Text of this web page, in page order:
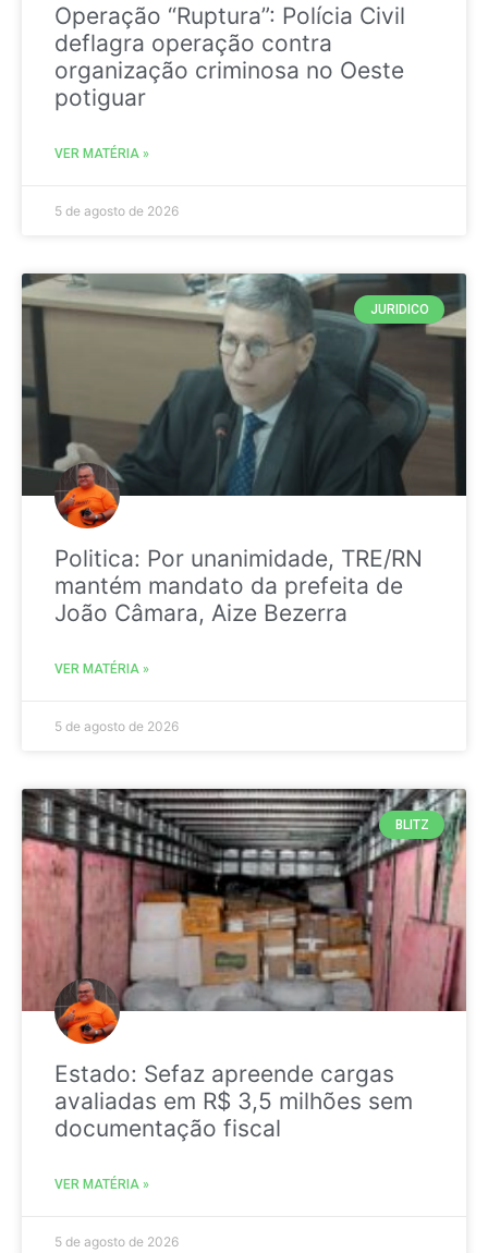
Operação “Ruptura”: Polícia Civil
deflagra operação contra
organização criminosa no Oeste
potiguar
VER MATÉRIA »
5 de agosto de 2026
JURIDICO
Politica: Por unanimidade, TRE/RN
mantém mandato da prefeita de
João Câmara, Aize Bezerra
VER MATÉRIA »
5 de agosto de 2026
BLITZ
Estado: Sefaz apreende cargas
avaliadas em R$ 3,5 milhões sem
documentação fiscal
VER MATÉRIA »
5 de agosto de 2026